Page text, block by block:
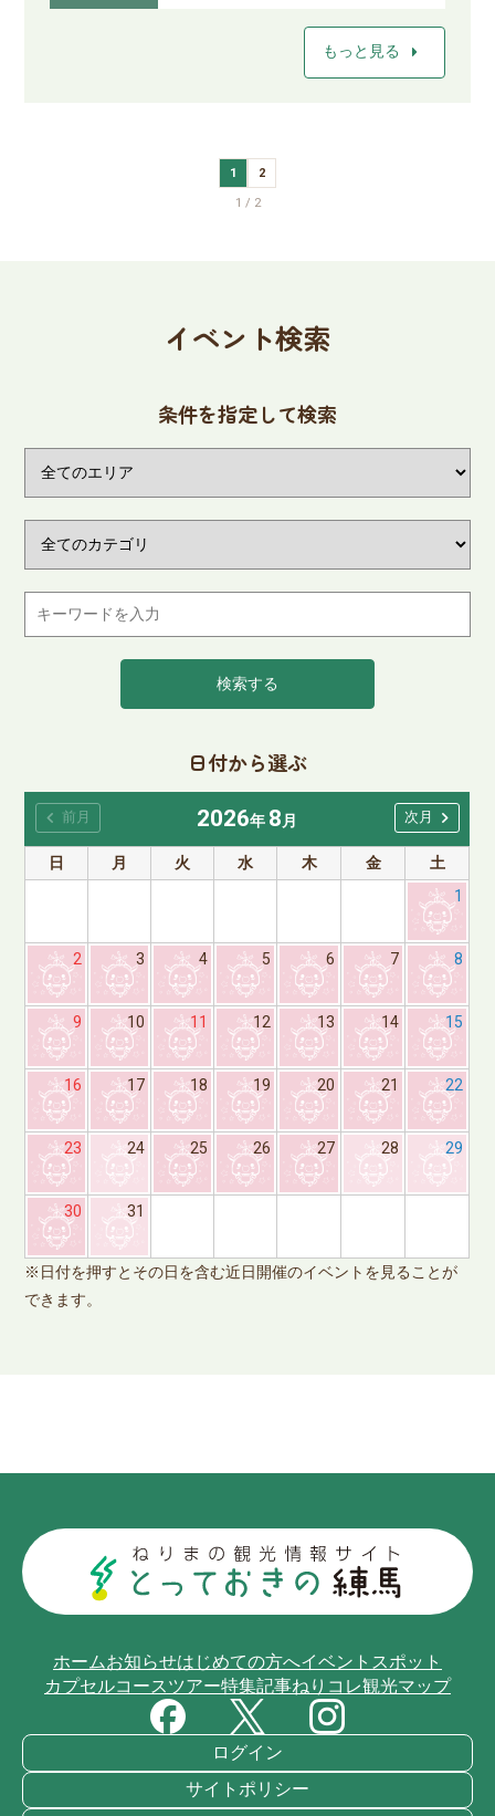
もっと見る arrow_right
1
2
1 / 2
イベント検索
日付から選ぶ
2026年8月
日
月 火 水 木 金
土
1
2 3 4 5 6 7 8
9 10 11 12 13 14 15
16 17 18 19 20 21 22
23 24 25 26 27 28 29
30 31
※日付を押すとその日を含む近日開催のイベントを見ることが
できます。
chevron_left 前月 次月 chevron_right
条件を指定して検索
検索する
ホームお知らせはじめての方へイベントスポット
カプセルコースツアー特集記事ねりコレ観光マップ
ログイン
サイトポリシー